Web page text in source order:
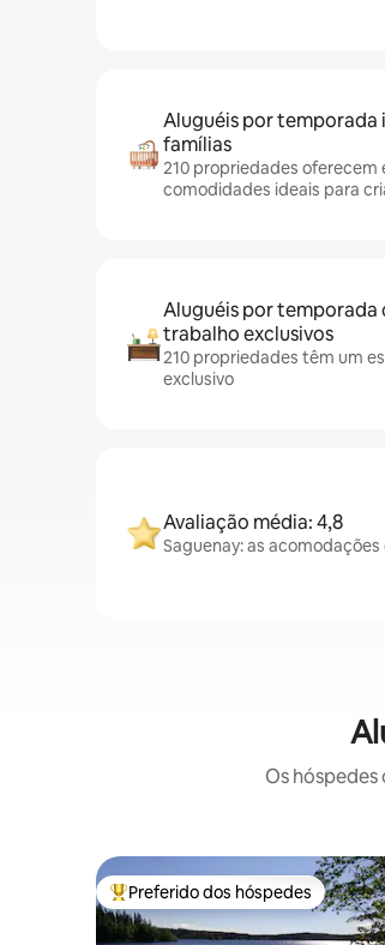
Aluguéis por temporada
famílias
210 propriedades oferecem
comodidades ideais para
Aluguéis por temporada
trabalho exclusivos
210 propriedades têm um
exclusivo
Avaliação média: 4,8
Saguenay: as
Os
Entre os melhores preferidos dos
Preferido dos hóspedes